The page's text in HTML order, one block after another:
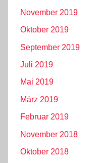
November 2019
Oktober 2019
September 2019
Juli 2019
Mai 2019
März 2019
Februar 2019
November 2018
Oktober 2018